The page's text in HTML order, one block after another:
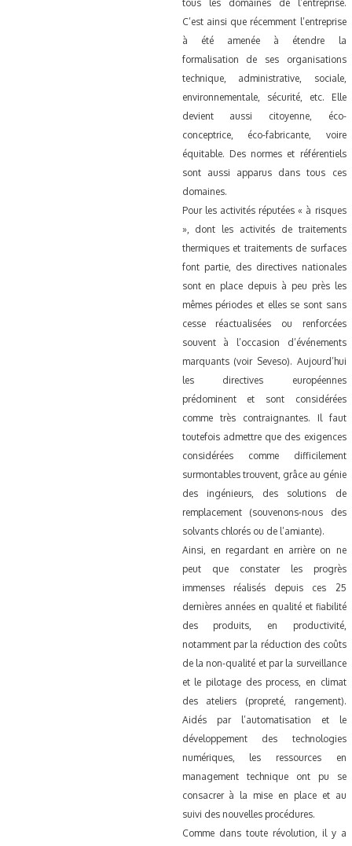
tous les domaines de l’entreprise.
C’est ainsi que récemment l’entreprise
à été amenée à étendre la
formalisation de ses organisations
technique, administrative, sociale,
environnementale, sécurité, etc. Elle
devient aussi citoyenne, éco-
conceptrice, éco-fabricante, voire
équitable. Des normes et référentiels
sont aussi apparus dans tous ces
domaines.
Pour les activités réputées « à risques
», dont les activités de traitements
thermiques et traitements de surfaces
font partie, des directives nationales
sont en place depuis à peu près les
mêmes périodes et elles se sont sans
cesse réactualisées ou renforcées
souvent à l’occasion d’événements
marquants (voir Seveso). Aujourd’hui
les directives européennes
prédominent et sont considérées
comme très contraignantes. Il faut
toutefois admettre que des exigences
considérées comme difficilement
surmontables trouvent, grâce au génie
des ingénieurs, des solutions de
remplacement (souvenons-nous des
solvants chlorés ou de l’amiante).
Ainsi, en regardant en arrière on ne
peut que constater les progrès
immenses réalisés depuis ces 25
dernières années en qualité et fiabilité
des produits, en productivité,
notamment par la réduction des coûts
de la non-qualité et par la surveillance
et le pilotage des process, en climat
des ateliers (propreté, rangement).
Aidés par l’automatisation et le
développement des technologies
numériques, les ressources en
management technique ont pu se
consacrer à la mise en place et au
suivi des nouvelles procédures.
Comme dans toute révolution, il y a